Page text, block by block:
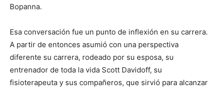
Bopanna.
Esa conversación fue un punto de inflexión en su carrera.
A partir de entonces asumió con una perspectiva
diferente su carrera, rodeado por su esposa, su
entrenador de toda la vida Scott Davidoff, su
fisioterapeuta y sus compañeros, que sirvió para alcanzar